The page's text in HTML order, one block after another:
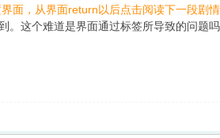
面，从界面return以后点击阅读下一段剧
。这个难道是界面通过标签所导致的问题